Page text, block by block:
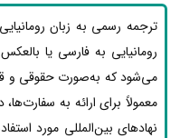
ترجمه رسمی به زبان
رومانیایی به فارسی یا
می‌شود که به‌صورت حقوقی و
معمولاً برای ارائه به
نهادهای بین‌المللی مورد